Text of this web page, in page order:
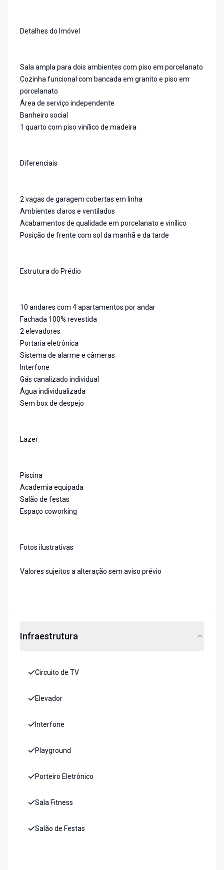
Detalhes do Imóvel
Sala ampla para dois ambientes com piso em porcelanato
Cozinha funcional com bancada em granito e piso em
porcelanato
Área de serviço independente
Banheiro social
1 quarto com piso vinílico de madeira
Diferenciais
2 vagas de garagem cobertas em linha
Ambientes claros e ventilados
Acabamentos de qualidade em porcelanato e vinílico
Posição de frente com sol da manhã e da tarde
Estrutura do Prédio
10 andares com 4 apartamentos por andar
Fachada 100% revestida
2 elevadores
Portaria eletrônica
Sistema de alarme e câmeras
Interfone
Gás canalizado individual
Água individualizada
Sem box de despejo
Lazer
Piscina
Academia equipada
Salão de festas
Espaço coworking
Fotos ilustrativas
Valores sujeitos a alteração sem aviso prévio
Infraestrutura
Circuito de TV
Elevador
Interfone
Playground
Porteiro Eletrônico
Sala Fitness
Salão de Festas